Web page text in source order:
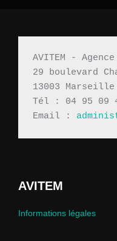
AVITEM -
29 boulevard
13003 Marseille
Tél : 04 95 09
Email :
AVITEM
Informations légales